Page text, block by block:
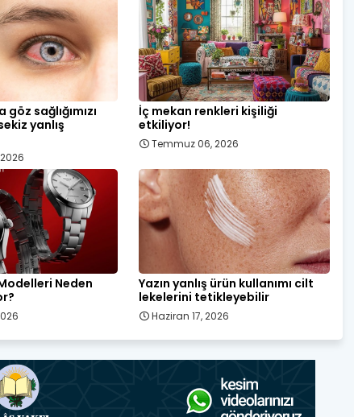
sağlığımızı
yanlış
İç mekan renkleri kişiliği
etkiliyor!
Temmuz 06, 2026
Neden
Yazın yanlış ürün kullanımı cilt
lekelerini tetikleyebilir
Haziran 17, 2026